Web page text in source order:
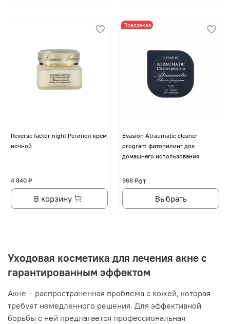
Reverse factor night Ретинол крем
ночной
4 840 ₽
В корзину
Предзаказ
Evasion Atraumatic cleaner
program фитопилинг для
домашнего использования
от
968 ₽
Выбрать
Уходовая косметика для лечения акне с
гарантированным эффектом
Акне – распространенная проблема с кожей, которая
требует немедленного решения. Для эффективной
борьбы с ней предлагается профессиональная